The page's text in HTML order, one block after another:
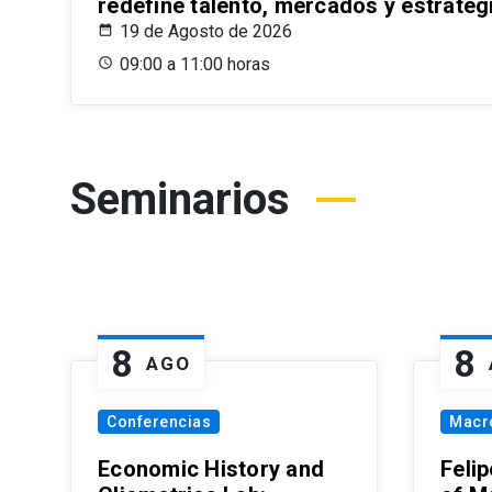
redefine talento, mercados y
19 de Agosto de 2026
09:00 a 11:00 horas
Seminarios
8 AGO
Conferencias
Economic History and
8